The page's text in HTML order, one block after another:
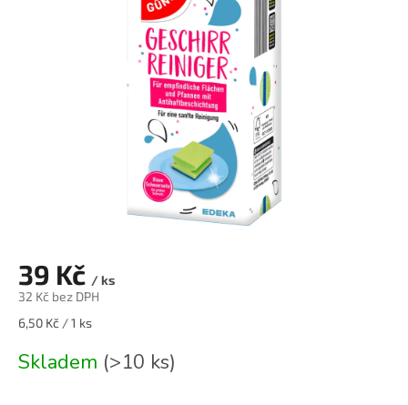
39 Kč / ks
32 Kč bez DPH
Měrná
6,50 Kč / 1 ks
Skladem (>10 ks)